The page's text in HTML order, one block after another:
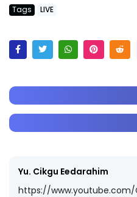
Tags LIVE
Yu. Cikgu Eedarahim
https://www.youtube.com/